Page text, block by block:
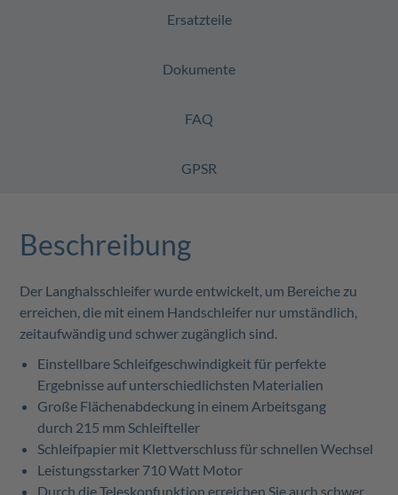
Ersatzteile
Dokumente
FAQ
GPSR
Beschreibung
Der Langhalsschleifer wurde entwickelt, um Bereiche zu
erreichen, die mit einem Handschleifer nur umständlich,
zeitaufwändig und schwer zugänglich sind.
Einstellbare Schleifgeschwindigkeit für perfekte
Ergebnisse auf unterschiedlichsten Materialien
Große Flächenabdeckung in einem Arbeitsgang
durch 215 mm Schleifteller
Schleifpapier mit Klettverschluss für schnellen Wechsel
Leistungsstarker 710 Watt Motor
Durch die Teleskopfunktion erreichen Sie auch schwer